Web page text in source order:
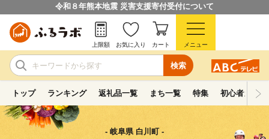
令和８年熊本地震 災害支援寄付受付について
検索
上限額 お気に入り カート メニュー
トップ ランキング 返礼品一覧 まち一覧 特集 初心者ガイド
- 岐阜県 白川町 -